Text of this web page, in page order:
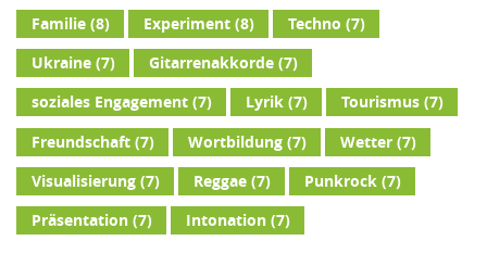
Familie(8) Experiment(8) Techno (7)
Ukraine(7) Gitarrenakkorde(7)
soziales Engagement(7) Lyrik(7) Tourismus(7)
Freundschaft(7) Wortbildung(7) Wetter(7)
Visualisierung(7) Reggae(7) Punkrock(7)
Präsentation(7) Intonation(7)